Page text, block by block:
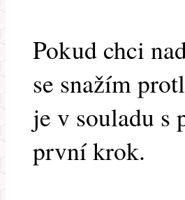
Pokud chci
se snažím
je v souladu s
první krok.